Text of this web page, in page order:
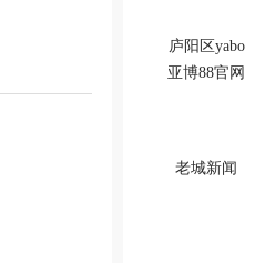
庐阳区yabo
亚博88官网
老城新闻